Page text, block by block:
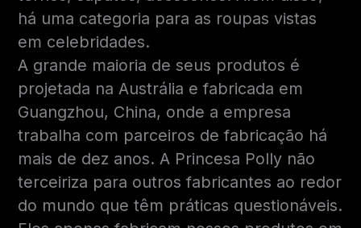
há uma categoria para as roupas vistas
em celebridades.
A grande maioria de seus produtos é
projetada na Austrália e fabricada em
Guangzhou, China, onde a empresa
trabalha com parceiros de fabricação há
mais de dez anos. A Princesa Polly não
terceiriza para outros fabricantes ao redor
do mundo que têm práticas questionáveis.